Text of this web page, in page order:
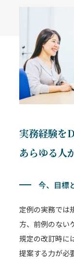
実務経験を
あらゆる人
今、目標
定例の実務では
方、前例のない
規定の改訂時に
提案する力が必